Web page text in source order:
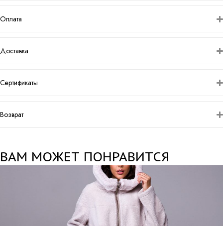
Оплата
Доставка
Сертификаты
Возврат
ВАМ МОЖЕТ ПОНРАВИТСЯ